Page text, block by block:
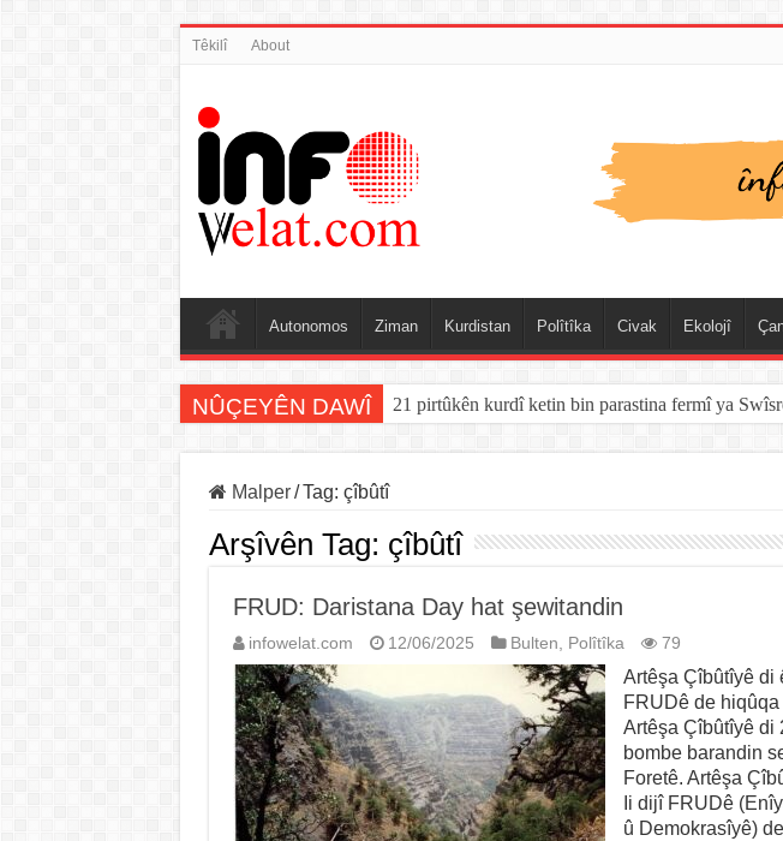
Têkilî About
Autonomos Ziman Kurdistan Polîtîka Civak Ekolojî
NÛÇEYÊN DAWÎ 21 pirtûkên kurdî ketin bin parastina fermî ya
Malper / Tag: çîbûtî
Arşîvên Tag: çîbûtî
FRUD: Daristana Day hat şewitandin
infowelat.com 12/06/2025 Bulten, Polîtîka 79
Artêşa Çîbûtîyê di
FRUDê de
Artêşa Çîbûtîyê di
bombe barandin
Foretê. Artêşa
Ii dijî FRUDê
û Demokrasîyê)